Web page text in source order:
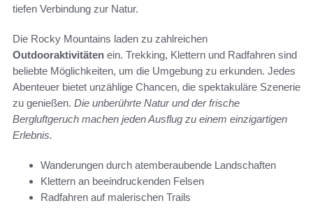
tiefen Verbindung zur Natur.
Die Rocky Mountains laden zu zahlreichen
Outdooraktivitäten ein. Trekking, Klettern und Radfahren sind
beliebte Möglichkeiten, um die Umgebung zu erkunden. Jedes
Abenteuer bietet unzählige Chancen, die spektakuläre Szenerie
zu genießen. Die unberührte Natur und der frische
Bergluftgeruch machen jeden Ausflug zu einem einzigartigen
Erlebnis.
Wanderungen durch atemberaubende Landschaften
Klettern an beeindruckenden Felsen
Radfahren auf malerischen Trails